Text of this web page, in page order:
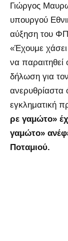
Γιώργος
υπουργού
αύξηση του
«Έχουμε
να
δήλωση για
ανερυθρίαστα
εγκληματική
ρε γαμώτο»
γαμώτο»
Ποταμιού.